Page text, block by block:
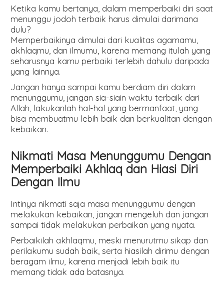
Ketika kamu bertanya, dalam memperbaiki diri saat
menunggu jodoh terbaik harus dimulai darimana
dulu?
Memperbaikinya dimulai dari kualitas agamamu,
akhlaqmu, dan ilmumu, karena memang itulah yang
seharusnya kamu perbaiki terlebih dahulu daripada
yang lainnya.
Jangan hanya sampai kamu berdiam diri dalam
menunggumu, jangan sia-siain waktu terbaik dari
Allah, lakukanlah hal-hal yang bermanfaat, yang
bisa membuatmu lebih baik dan berkualitan dengan
kebaikan.
Nikmati Masa Menunggumu Dengan
Memperbaiki Akhlaq dan Hiasi Diri
Dengan Ilmu
Intinya nikmati saja masa menunggumu dengan
melakukan kebaikan, jangan mengeluh dan jangan
sampai tidak melakukan perbaikan yang nyata.
Perbaikilah akhlaqmu, meski menurutmu sikap dan
perilakumu sudah baik, serta hiasilah dirimu dengan
beragam ilmu, karena menjadi lebih baik itu
memang tidak ada batasnya.